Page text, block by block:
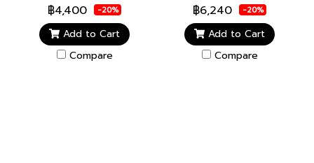
฿4,400 -20%
Add to Cart
Compare
฿6,240 -20%
Add to Cart
Compare